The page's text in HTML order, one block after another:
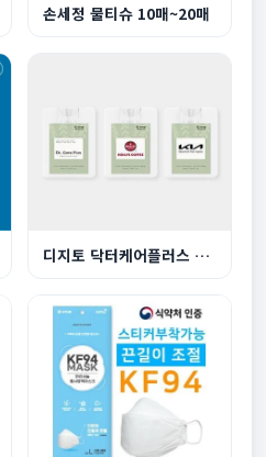
손세정 물티슈 10매~20매
디지토 닥터케어플러스 의약외품 포켓소독스프레이 ...